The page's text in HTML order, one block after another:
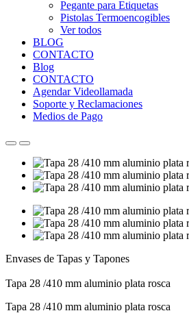
Pegante para Etiquetas
Pistolas Termoencogibles
Ver todos
BLOG
CONTACTO
Blog
CONTACTO
Agendar Videollamada
Soporte y Reclamaciones
Medios de Pago
Envases de Tapas y Tapones
Tapa 28 /410 mm aluminio plata rosca
Tapa 28 /410 mm aluminio plata rosca